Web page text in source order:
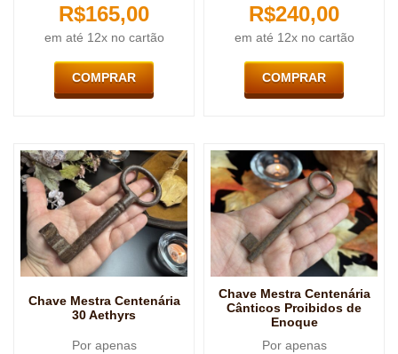
R$165,00
em até 12x no cartão
COMPRAR
R$240,00
em até 12x no cartão
COMPRAR
Chave Mestra Centenária
30 Aethyrs
Por apenas
Chave Mestra Centenária
Cânticos Proibidos de
Enoque
Por apenas